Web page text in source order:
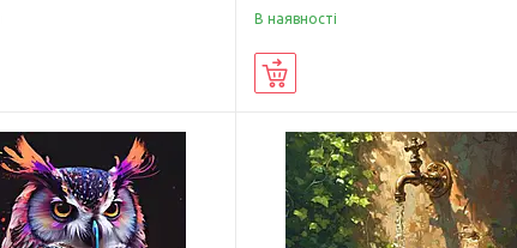
В наявності